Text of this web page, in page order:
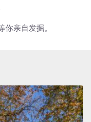
亲自发掘。